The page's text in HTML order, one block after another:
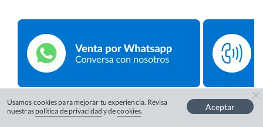
Usamos cookies para mejorar tu experiencia. Revisa
nuestras política de privacidad y decookies. Aceptar